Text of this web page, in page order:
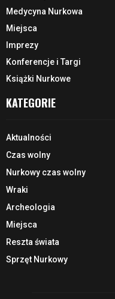
Medycyna Nurkowa
Miejsca
Imprezy
Konferencje i Targi
Książki Nurkowe
KATEGORIE
Aktualności
Czas wolny
Nurkowy czas wolny
Wraki
Archeologia
Miejsca
Reszta świata
Sprzęt Nurkowy